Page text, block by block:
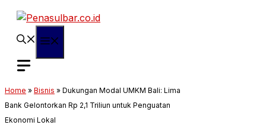
Langsung
Home » Bisnis » Dukungan Modal UMKM Bali: Lima
Bank Gelontorkan Rp 2,1 Triliun untuk Penguatan
Ekonomi Lokal